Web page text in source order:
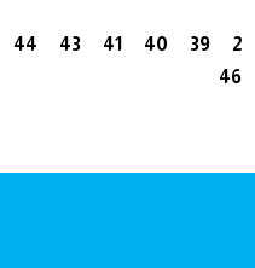
2
39
40
41
43
44
46